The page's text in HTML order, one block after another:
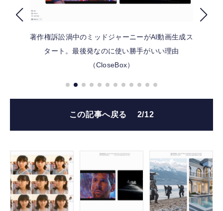
著作権訴訟渦中のミッドジャーニーがAI動画生成ス
タート。最後発なのに使い勝手がいい理由
（CloseBox）
この記事へ戻る 2/12